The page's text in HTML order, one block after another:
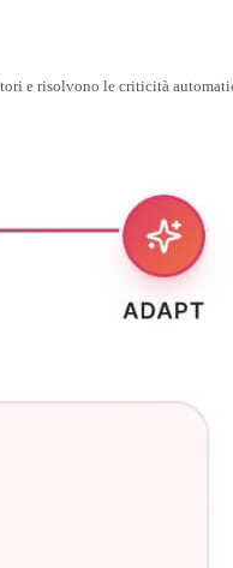
e risolvono le criticità